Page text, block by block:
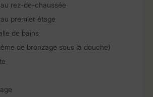
rez-de-chaussée
premier étage
de bains
de bronzage sous la douche)